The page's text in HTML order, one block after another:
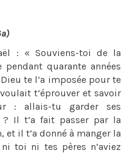
: « Souviens-toi de la
quarante années
te l’a imposée pour te
t’éprouver et savoir
: allais-tu garder ses
Il t’a fait passer par la
et il t’a donné à manger la
toi ni tes pères n’aviez